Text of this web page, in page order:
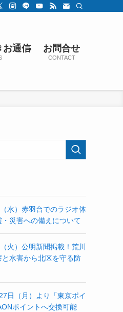
お通信 お問合せ
CONTACT
水）赤羽台でのラジオ体
災害への備えについて
火）公明新聞掲載！荒川
水害から北区を守る防
日（月）より「東京ポイ
ポイントへ交換可能